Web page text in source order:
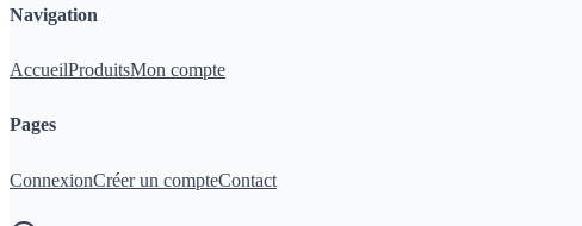
Navigation
AccueilProduitsMon compte
Pages
ConnexionCréer un compteContact